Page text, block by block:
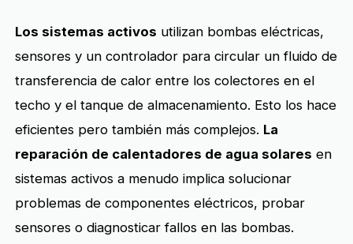
Los sistemas activos utilizan bombas eléctricas,
sensores y un controlador para circular un fluido de
transferencia de calor entre los colectores en el
techo y el tanque de almacenamiento. Esto los hace
eficientes pero también más complejos. La
reparación de calentadores de agua solares en
sistemas activos a menudo implica solucionar
problemas de componentes eléctricos, probar
sensores o diagnosticar fallos en las bombas.